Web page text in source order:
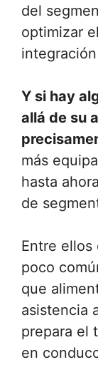
del
optimizar
Y si hay
allá de su
más
hasta
de
Entre ellos
poco
que
asistencia
prepara el
en